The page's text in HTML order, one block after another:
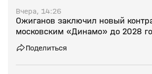
Вчера, 14:26
Ожиганов заключил новый
московским «Динамо» до 2028
Поделиться